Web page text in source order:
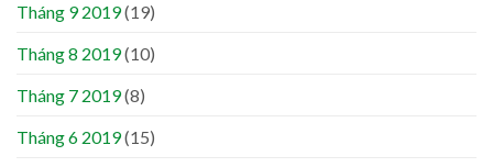
Tháng 9 2019(19)
Tháng 8 2019(10)
Tháng 7 2019(8)
Tháng 6 2019(15)